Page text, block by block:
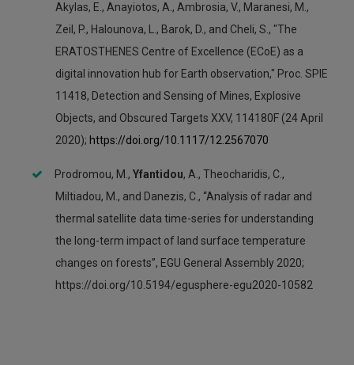
Akylas, E., Anayiotos, A., Ambrosia, V., Maranesi, M.,
Zeil, P., Halounova, L., Barok, D., and Cheli, S., "The
ERATOSTHENES Centre of Excellence (ECoE) as a
digital innovation hub for Earth observation," Proc. SPIE
11418, Detection and Sensing of Mines, Explosive
Objects, and Obscured Targets XXV, 114180F (24 April
2020); https://doi.org/10.1117/12.2567070
Prodromou, M., Yfantidou, A., Theocharidis, C.,
Miltiadou, M., and Danezis, C., “Analysis of radar and
thermal satellite data time-series for understanding
the long-term impact of land surface temperature
changes on forests”, EGU General Assembly 2020;
https://doi.org/10.5194/egusphere-egu2020-10582